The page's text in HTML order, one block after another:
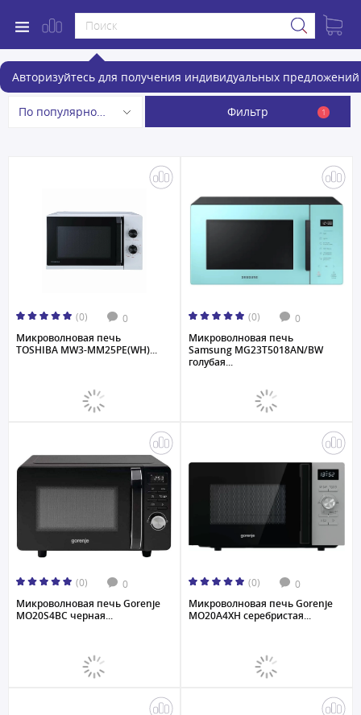
Авторизуйтесь для получения индивидуальных предложений
Микроволновые печи
По популярности Фильтр 1
(0) 0
Микроволновая печь
TOSHIBA MW3-MM25PE(WH)...
(0) 0
Микроволновая печь
Samsung MG23T5018AN/BW
голубая...
(0) 0
Микроволновая печь Gorenje
MO20S4BC черная...
(0) 0
Микроволновая печь Gorenje
MO20A4XH серебристая...